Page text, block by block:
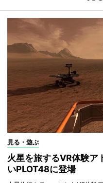
見る・遊ぶ
火星を旅するVR体験
いPLOT48に登場